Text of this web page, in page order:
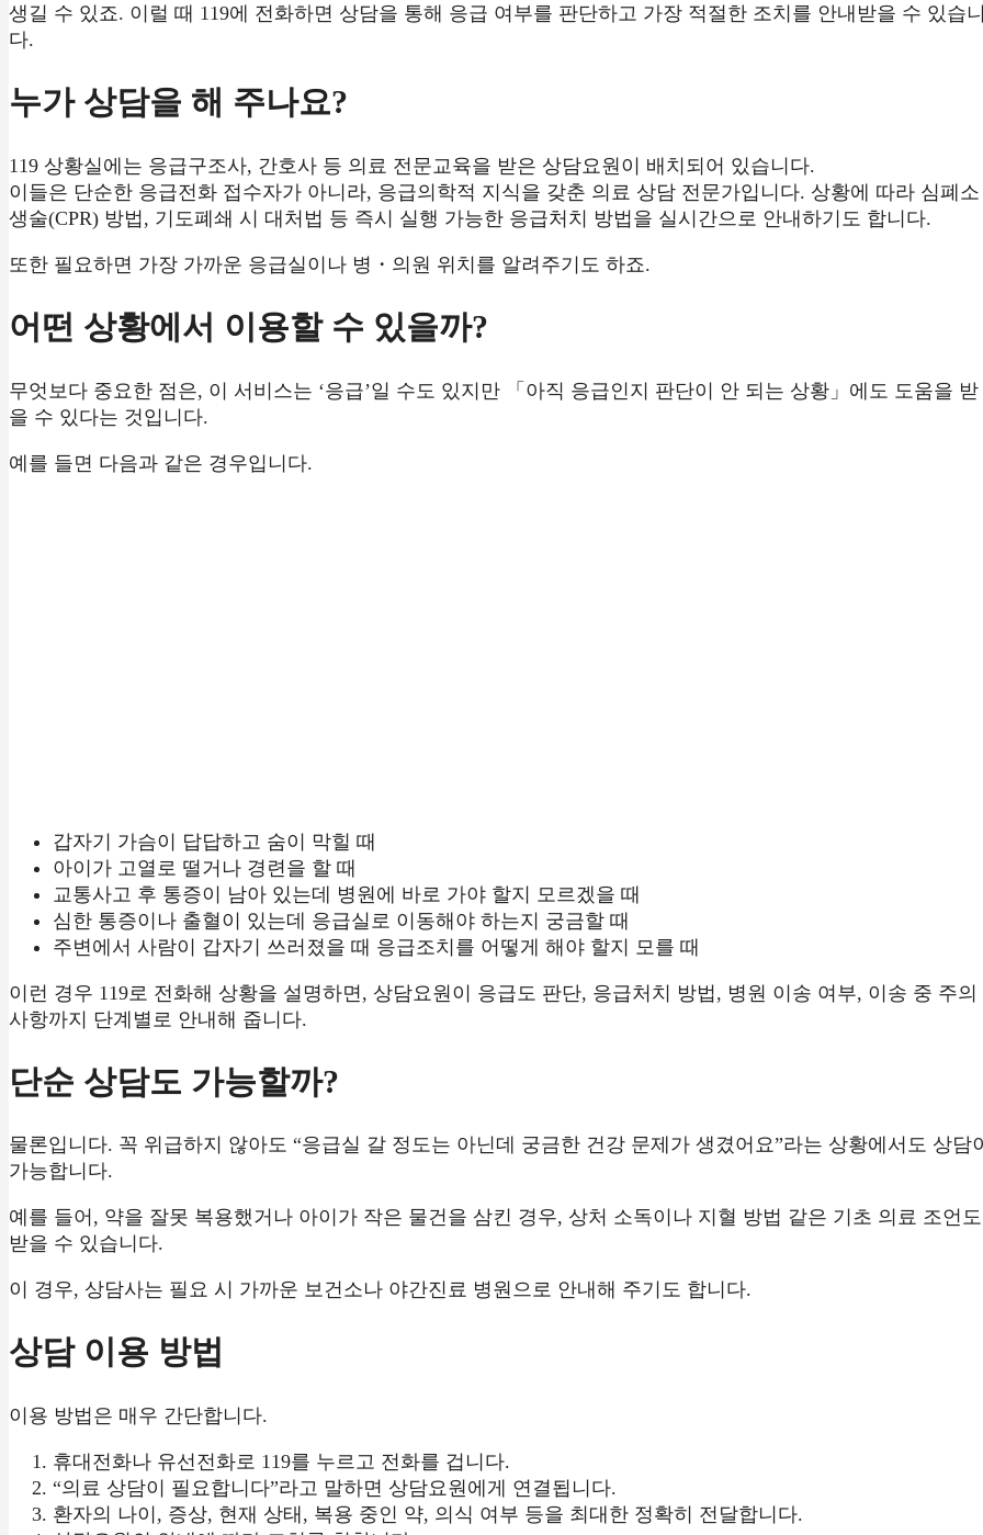
생길 수 있죠. 이럴 때 119에 전화하면 상담을 통해 응급 여부를 판단하고 가장 적절한 조치를 안내받을 수 있습
다.
누가 상담을 해 주나요?
119 상황실에는 응급구조사, 간호사 등 의료 전문교육을 받은 상담요원이 배치되어 있습니다.
이들은 단순한 응급전화 접수자가 아니라, 응급의학적 지식을 갖춘 의료 상담 전문가입니다. 상황에 따라 심폐소
생술(CPR) 방법, 기도폐쇄 시 대처법 등 즉시 실행 가능한 응급처치 방법을 실시간으로 안내하기도 합니다.
또한 필요하면 가장 가까운 응급실이나 병・의원 위치를 알려주기도 하죠.
어떤 상황에서 이용할 수 있을까?
무엇보다 중요한 점은, 이 서비스는 ‘응급’일 수도 있지만 「아직 응급인지 판단이 안 되는 상황」에도 도움을 받
을 수 있다는 것입니다.
예를 들면 다음과 같은 경우입니다.
갑자기 가슴이 답답하고 숨이 막힐 때
아이가 고열로 떨거나 경련을 할 때
교통사고 후 통증이 남아 있는데 병원에 바로 가야 할지 모르겠을 때
심한 통증이나 출혈이 있는데 응급실로 이동해야 하는지 궁금할 때
주변에서 사람이 갑자기 쓰러졌을 때 응급조치를 어떻게 해야 할지 모를 때
이런 경우 119로 전화해 상황을 설명하면, 상담요원이 응급도 판단, 응급처치 방법, 병원 이송 여부, 이송 중 주의
사항까지 단계별로 안내해 줍니다.
단순 상담도 가능할까?
물론입니다. 꼭 위급하지 않아도 “응급실 갈 정도는 아닌데 궁금한 건강 문제가 생겼어요”라는 상황에서도 상담
가능합니다.
예를 들어, 약을 잘못 복용했거나 아이가 작은 물건을 삼킨 경우, 상처 소독이나 지혈 방법 같은 기초 의료 조언도
받을 수 있습니다.
이 경우, 상담사는 필요 시 가까운 보건소나 야간진료 병원으로 안내해 주기도 합니다.
상담 이용 방법
이용 방법은 매우 간단합니다.
휴대전화나 유선전화로 119를 누르고 전화를 겁니다.
“의료 상담이 필요합니다”라고 말하면 상담요원에게 연결됩니다.
환자의 나이, 증상, 현재 상태, 복용 중인 약, 의식 여부 등을 최대한 정확히 전달합니다.